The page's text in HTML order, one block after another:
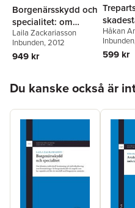
Borgenärsskydd och
specialitet: om
identitet, individuell
bestämning och
individualisering
för borgenärsskydd
vid anspråk som har
uppstått och fått sitt
innehåll med
samtycke
Laila Zackariasson
Inbunden, 2012
949 kr
Håkan
Inbunden
599 kr
Du kanske också är